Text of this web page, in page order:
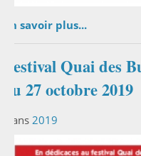
En savoir plus...
Festival Quai des
au 27 octobre 2019
Dans 2019